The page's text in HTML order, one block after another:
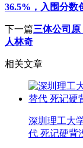
36.5%，入围分数
下一篇三体公司
人林奇
相关文章
深圳理工大
代 死记硬背